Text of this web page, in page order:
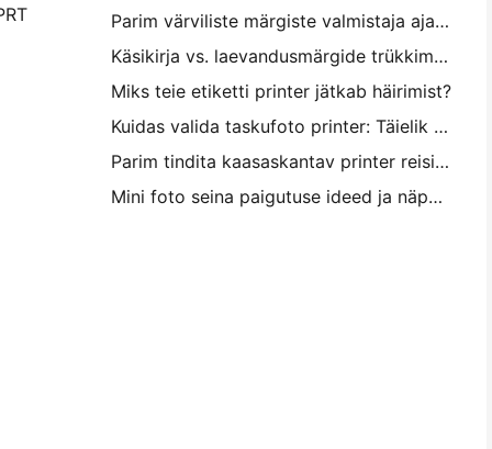
Parim värviliste märgiste valmistaja ajakirjastamiseks ja scrapbooking'iks: lisage iga leheküljele rohkem värvi
Käsikirja vs. laevandusmärgide trükkimine: näpunäited väikeettevõtetele 2026. aastal
Miks teie etiketti printer jätkab häirimist?
Kuidas valida taskufoto printer: Täielik juhend ajakirjanduse, reisimise ja iPhone'i kasutajatele
Parim tindita kaasaskantav printer reisimiseks, kooliks ja mobiiltööks: Hanin MT620 Pro ülevaade
Mini foto seina paigutuse ideed ja näpunäited magamistuba ja magamistuba kaunistamiseks